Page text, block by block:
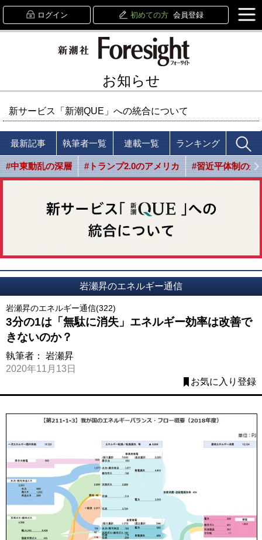
ログイン 初めての方 会員登録
お知らせ
新サービス「新潮QUE」への統合について
最新記事 執筆者一覧 連載一覧 ランキング
#中東動乱の深層 #トランプ2.0のアメリカ #習近平体制の光
岩瀬昇のエネルギー通信
岩瀬昇のエネルギー通信(322)
3分の1は「無駄に消失」エネルギー効率は改善で
きないのか？
執筆者： 岩瀬昇
2020年11月13日
お気に入り登録